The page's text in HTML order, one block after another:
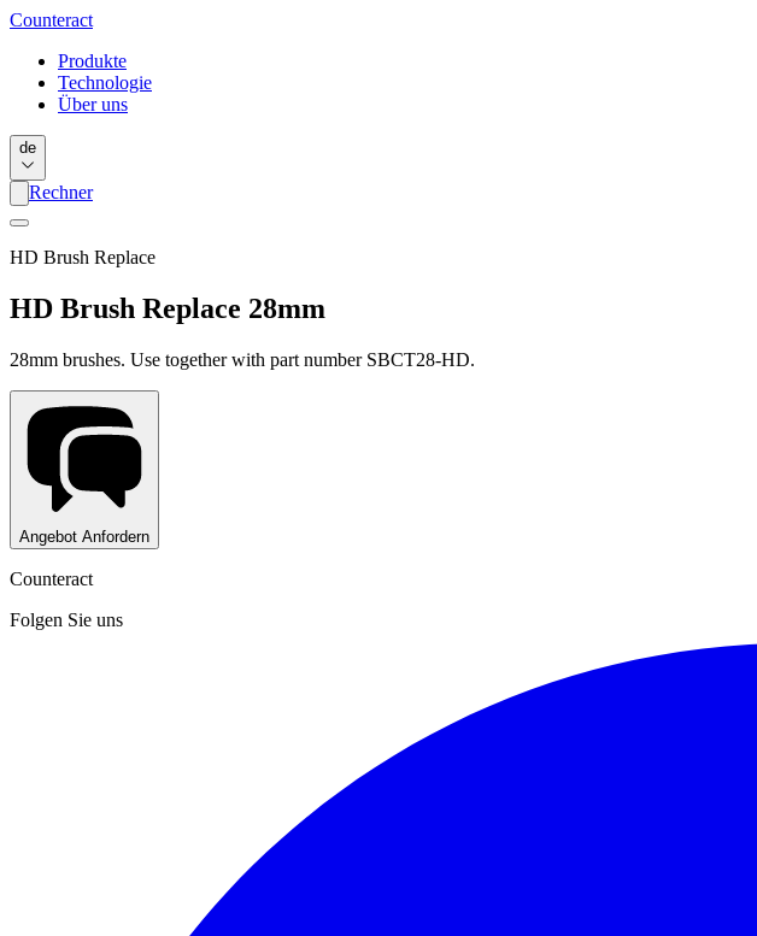
Counteract
Produkte
Technologie
Über uns
de
Rechner
HD Brush Replace
HD Brush Replace 28mm
28mm brushes. Use together with part number SBCT28-HD.
Angebot Anfordern
Counteract
Folgen Sie uns